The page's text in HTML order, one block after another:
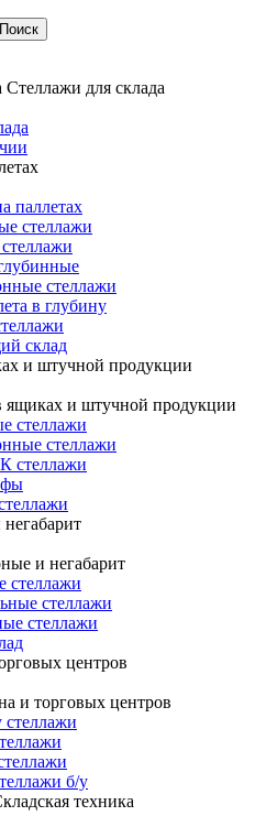
Поиск
Cтеллажи для склада
паллетах
стеллажи
стеллажи
в глубину
склад
и штучной продукции
ящиках и штучной продукции
стеллажи
стеллажи
стеллажи
и негабарит
стеллажи
стеллажи
стеллажи
центров
и торговых центров
стеллажи
б/у
техника